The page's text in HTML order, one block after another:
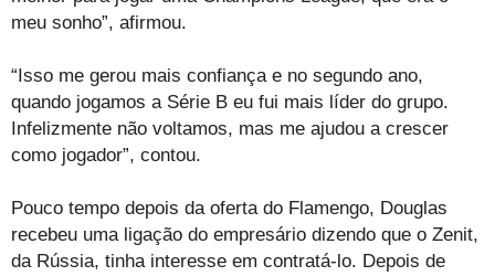
meu sonho”, afirmou.
“Isso me gerou mais confiança e no segundo ano,
quando jogamos a Série B eu fui mais líder do grupo.
Infelizmente não voltamos, mas me ajudou a crescer
como jogador”, contou.
Pouco tempo depois da oferta do Flamengo, Douglas
recebeu uma ligação do empresário dizendo que o Zenit,
da Rússia, tinha interesse em contratá-lo. Depois de